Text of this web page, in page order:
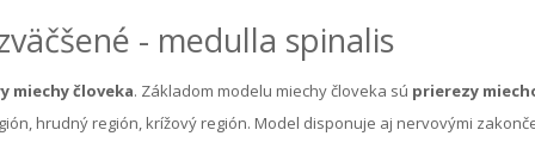
- medulla spinalis
človeka. Základom modelu miechy človeka sú prierezy
hrudný región, krížový región. Model disponuje aj nervovými